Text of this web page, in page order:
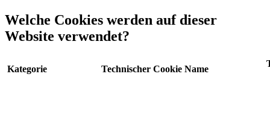
Welche Cookies werden auf dieser
Website verwendet?
Kategorie Technischer Cookie Name